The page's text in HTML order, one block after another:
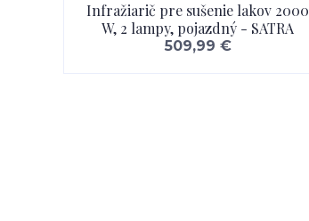
Infražiarič pre sušenie lakov 2000
W, 2 lampy, pojazdný - SATRA
509,99 €